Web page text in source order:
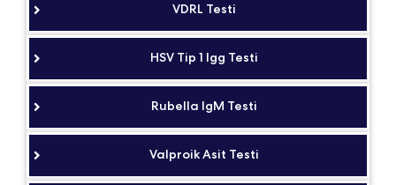
VDRL Testi
HSV Tip 1 Igg Testi
Rubella IgM Testi
Valproik Asit Testi